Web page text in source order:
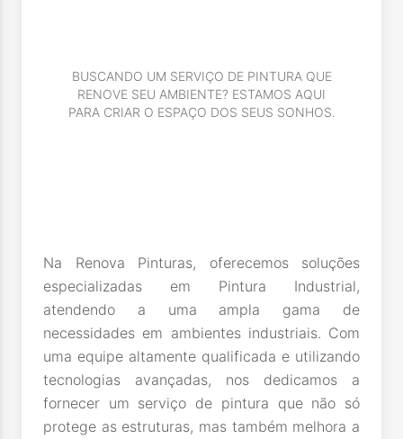
BUSCANDO UM SERVIÇO DE PINTURA QUE
RENOVE SEU AMBIENTE? ESTAMOS AQUI
PARA CRIAR O ESPAÇO DOS SEUS SONHOS.
Na Renova Pinturas, oferecemos soluções
especializadas em Pintura Industrial,
atendendo a uma ampla gama de
necessidades em ambientes industriais. Com
uma equipe altamente qualificada e utilizando
tecnologias avançadas, nos dedicamos a
fornecer um serviço de pintura que não só
protege as estruturas, mas também melhora a